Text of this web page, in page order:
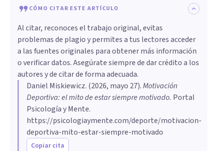
CÓMO CITAR ESTE ARTÍCULO
Al citar, reconoces el trabajo original, evitas
problemas de plagio y permites a tus lectores acceder
a las fuentes originales para obtener más información
o verificar datos. Asegúrate siempre de dar crédito a los
autores y de citar de forma adecuada.
Daniel Miskiewicz. (2026, mayo 27).Motivación
Deportiva: el mito de estar siempre motivado. Portal
Psicología y Mente.
https://psicologiaymente.com/deporte/motivacion-
deportiva-mito-estar-siempre-motivado
Copiar cita